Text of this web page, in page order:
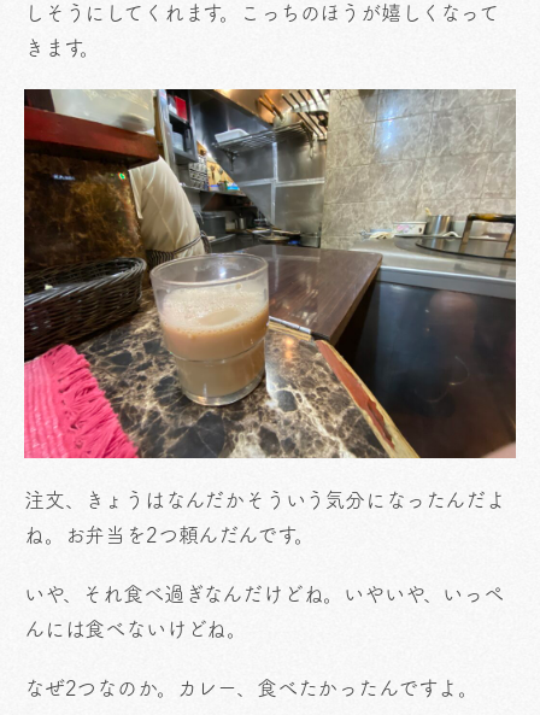
しそうにしてくれます。こっちのほうが嬉しくなって
きます。
注文、きょうはなんだかそういう気分になったんだよ
ね。お弁当を2つ頼んだんです。
いや、それ食べ過ぎなんだけどね。いやいや、いっぺ
んには食べないけどね。
なぜ2つなのか。カレー、食べたかったんですよ。